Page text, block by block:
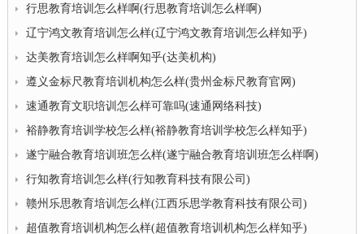
行思教育培训怎么样啊(行思教育培训怎么样啊)
辽宁鸿文教育培训怎么样(辽宁鸿文教育培训怎么样知乎)
达美教育培训怎么样啊知乎(达美机构)
遵义金标尺教育培训机构怎么样(贵州金标尺教育官网)
速通教育文职培训怎么样可靠吗(速通网络科技)
裕静教育培训学校怎么样(裕静教育培训学校怎么样知乎)
遂宁融合教育培训班怎么样(遂宁融合教育培训班怎么样啊)
行知教育培训怎么样(行知教育科技有限公司)
赣州乐思教育培训怎么样(江西乐思学教育科技有限公司)
超值教育培训机构怎么样(超值教育培训机构怎么样知乎)